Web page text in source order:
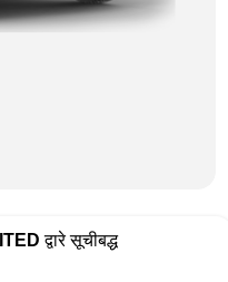
द्वारे सूचीबद्ध